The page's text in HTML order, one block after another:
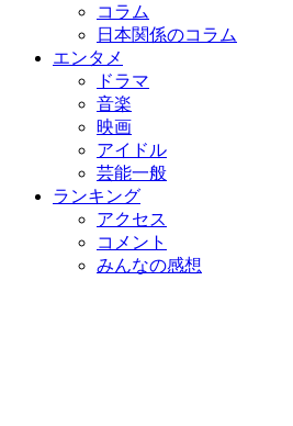
コラム
日本関係のコラム
エンタメ
ドラマ
音楽
映画
アイドル
芸能一般
ランキング
アクセス
コメント
みんなの感想